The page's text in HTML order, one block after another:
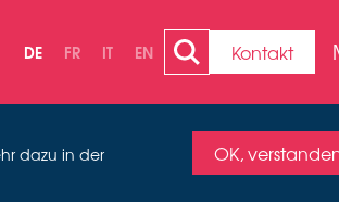
DE FR IT EN Kontakt
dazu in der
OK,